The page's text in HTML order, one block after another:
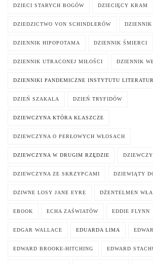
DZIECI STARYCH BOGÓW DZIECIĘCY KRAM
DZIEDZICTWO VON SCHINDLERÓW DZIENNIK
DZIENNIK HIPOPOTAMA DZIENNIK ŚMIERCI
DZIENNIK UTRACONEJ MIŁOŚCI DZIENNIK
DZIENNIKI PANDEMICZNE INSTYTUTU
DZIEŃ SZAKALA DZIEŃ TRYFIDÓW
DZIEWCZYNA KTÓRA KLASZCZE
DZIEWCZYNA O PERŁOWYCH WŁOSACH
DZIEWCZYNA W DRUGIM RZĘDZIE
DZIEWCZYNA ZE SKRZYPCAMI DZIEWIĄTY
DZIWNE LOSY JANE EYRE DŻENTELMEN
EBOOK ECHA ZAŚWIATÓW EDDIE FLYNN
EDGAR WALLACE EDUARDA LIMA
EDWARD BROOKE-HITCHING EDWARD